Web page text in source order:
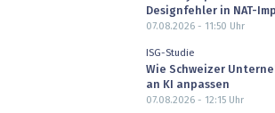
Designfehler in NAT-
07.08.2026 - 11:50 Uhr
ISG-Studie
Wie Schweizer
an KI anpassen
07.08.2026 - 12:15Uhr